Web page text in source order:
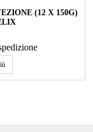
(12 X 150G)